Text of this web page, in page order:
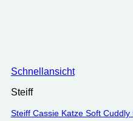
Schnellansicht
Steiff
Steiff Cassie Katze Soft